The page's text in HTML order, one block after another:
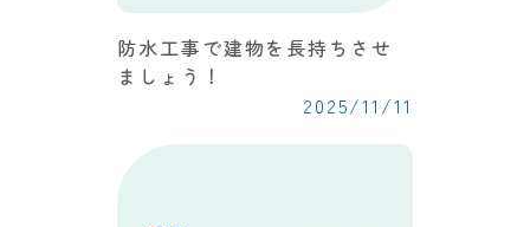
防水工事で建物を長持ちさせ
ましょう！
2025/11/11